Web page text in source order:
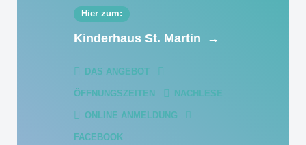
Hier zum:
Kinderhaus St. Martin →
DAS ANGEBOT
ÖFFNUNGSZEITEN NACHLESE
ONLINE ANMELDUNG
FACEBOOK